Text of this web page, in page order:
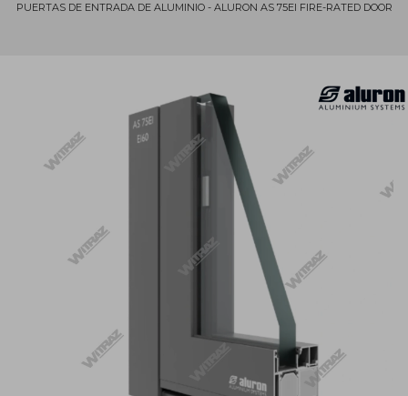
PUERTAS DE ENTRADA DE ALUMINIO - ALURON AS 75EI FIRE-RATED DOOR